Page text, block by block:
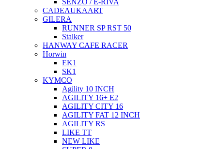
SENZO / E-RIVA
CADEAUKAART
GILERA
RUNNER SP RST 50
Stalker
HANWAY CAFE RACER
Horwin
EK1
SK1
KYMCO
Agility 10 INCH
AGILITY 16+ E2
AGILITY CITY 16
AGILITY FAT 12 INCH
AGILITY RS
LIKE TT
NEW LIKE